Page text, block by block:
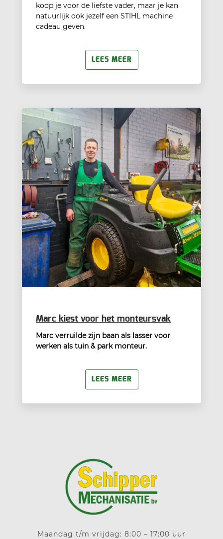
koop je voor de liefste vader, maar je kan
natuurlijk ook jezelf een STIHL machine
cadeau geven.
LEES MEER
Marc kiest voor het monteursvak
Marc verruilde zijn baan als lasser voor
werken als tuin & park monteur.
LEES MEER
Maandag t/m vrijdag: 8:00 – 17:00 uur